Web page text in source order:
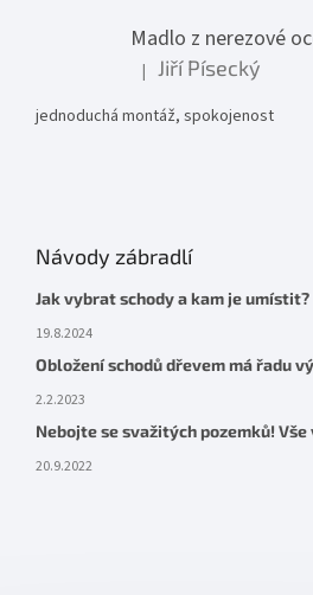
Hodnocení produktu je 5
| Jiří Písecký
jednoduchá montáž, spokojenost
Návody zábradlí
Jak vybrat schody a kam je umístit?
19.8.2024
Obložení schodů dřevem má řadu
2.2.2023
Nebojte se svažitých pozemků!
20.9.2022